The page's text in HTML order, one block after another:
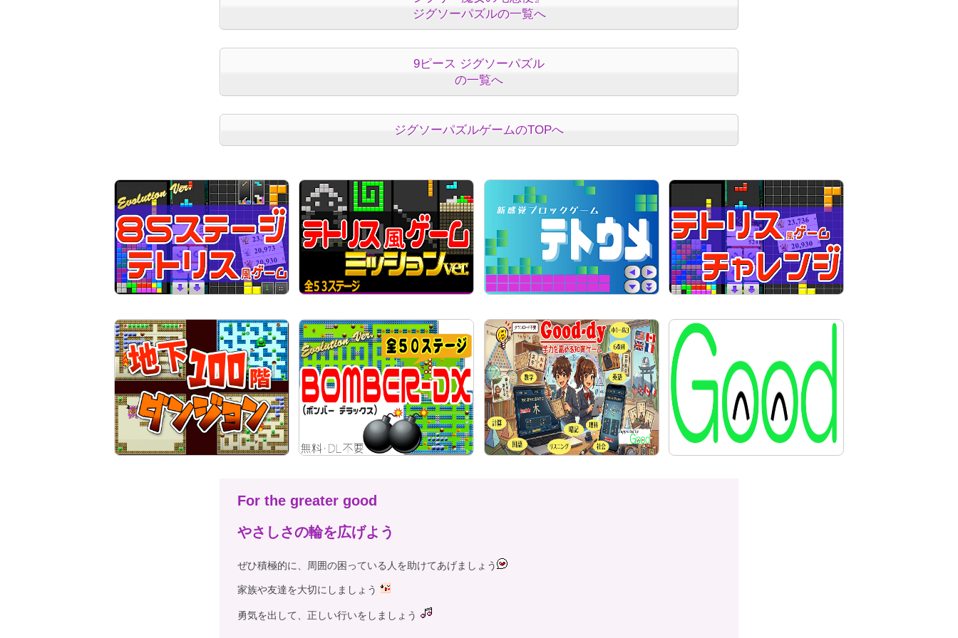
ジグソーパズルの一覧へ
9ピース ジグソーパズル
の一覧へ
ジグソーパズルゲームのTOPへ
For the greater good
やさしさの輪を広げよう
ぜひ積極的に、周囲の困っている人を助けてあげましょう
家族や友達を大切にしましょう
勇気を出して、正しい行いをしましょう